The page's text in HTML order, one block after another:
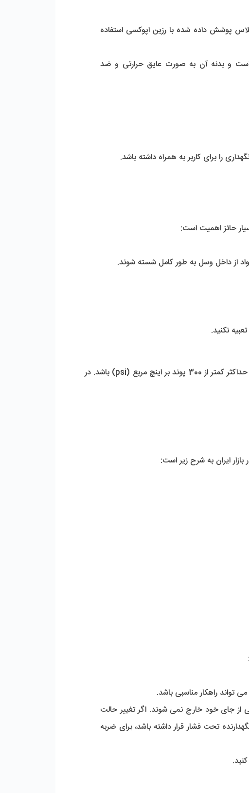
حائز اهمیت است:
از داخل وسل به طور کامل شسته شوند.
به یاد داشته باشید که برای تعبیه پرشروسل 8 اینچ 5 المانه اند پورت وایندر 300 psi فشار عملیاتی باید حداکثر کمتر از 300 پوند بر اینچ مربع (psi) باشد. در
ایران به شرح زیر است:
راهکار مناسبی باشد.